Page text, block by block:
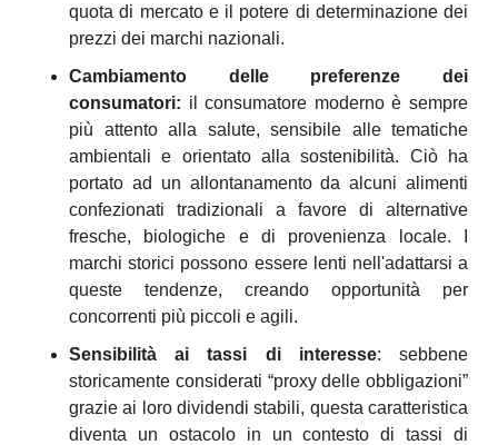
quota di mercato e il potere di determinazione dei
prezzi dei marchi nazionali.
Cambiamento delle preferenze dei
consumatori: il consumatore moderno è sempre
più attento alla salute, sensibile alle tematiche
ambientali e orientato alla sostenibilità. Ciò ha
portato ad un allontanamento da alcuni alimenti
confezionati tradizionali a favore di alternative
fresche, biologiche e di provenienza locale. I
marchi storici possono essere lenti nell'adattarsi a
queste tendenze, creando opportunità per
concorrenti più piccoli e agili.
Sensibilità ai tassi di interesse: sebbene
storicamente considerati “proxy delle obbligazioni”
grazie ai loro dividendi stabili, questa caratteristica
diventa un ostacolo in un contesto di tassi di